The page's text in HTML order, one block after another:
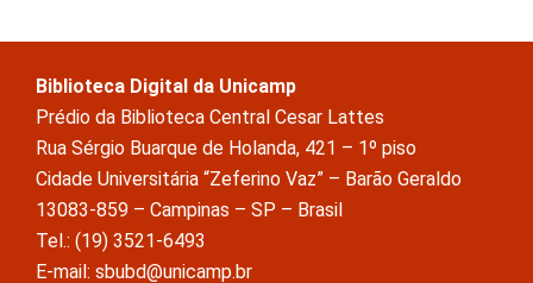
Biblioteca Digital da Unicamp
Prédio da Biblioteca Central Cesar Lattes
Rua Sérgio Buarque de Holanda, 421 – 1º piso
Cidade Universitária “Zeferino Vaz” – Barão Geraldo
13083-859 – Campinas – SP – Brasil
Tel.: (19) 3521-6493
E-mail: sbubd@unicamp.br